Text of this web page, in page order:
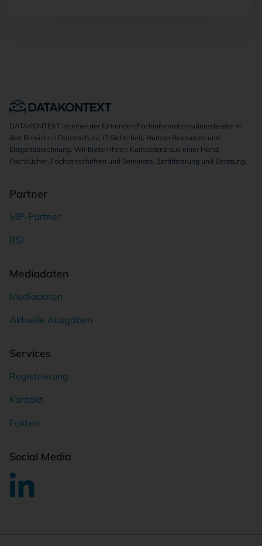
DATAKONTEXT ist einer der führenden Fachinformationsdienstleister in
den Bereichen Datenschutz, IT-Sicherheit, Human Resources und
Entgeltabrechnung. Wir bieten Ihnen Kompetenz aus einer Hand:
Fachbücher, Fachzeitschriften und Seminare, Zertifizierung und Beratung.
Partner
VIP-Partner
BSI
Mediadaten
Mediadaten
Aktuelle Ausgaben
Services
Registrierung
Kontakt
Fakten
Social Media